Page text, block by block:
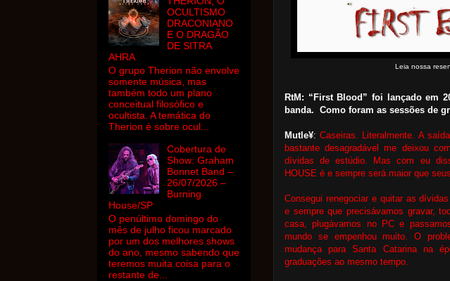
Leia nossa
RtM: “First Blood” foi lançado em
banda. Como foram as sessões de
Mutle¥:Caseiras. Literalmente. A
bastante desagradável me deixou
dívidas de estúdio. Mas com eu
HOUSE é e sempre será maior que
Consegui renegociar e quitar as
e sempre que precisávamos gravar,
casa, plugávamos no PC e
mundo se empenhou muito. O
mudança para Santa Catarina na
graduações ao mesmo tempo.
OCULTISMO
DRACONIANO
E O DRAGÃO
DE SITRA
AHRA
O grupo Therion não envolve
somente música, mas
também todo um plano
conceitual filosófico e
ocultista. A temática do
Therion é sobre ocul...
Cobertura de
Show: Graham
Bonnet Band –
26/07/2026 –
Burning
House/SP
O penúltimo domingo do
mês de julho ficou marcado
por um dos melhores shows
do ano, mesmo sabendo que
teremos muita coisa para o
restante de...